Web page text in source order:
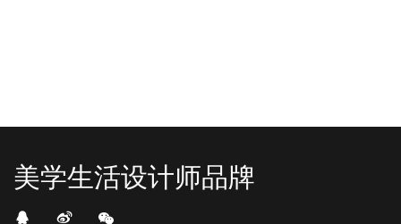
美学生活设计师品牌